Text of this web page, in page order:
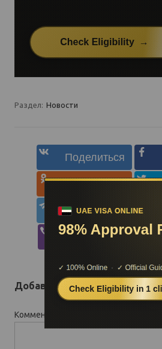
Раздел: Новости
Добавить комментарий
Комментарий